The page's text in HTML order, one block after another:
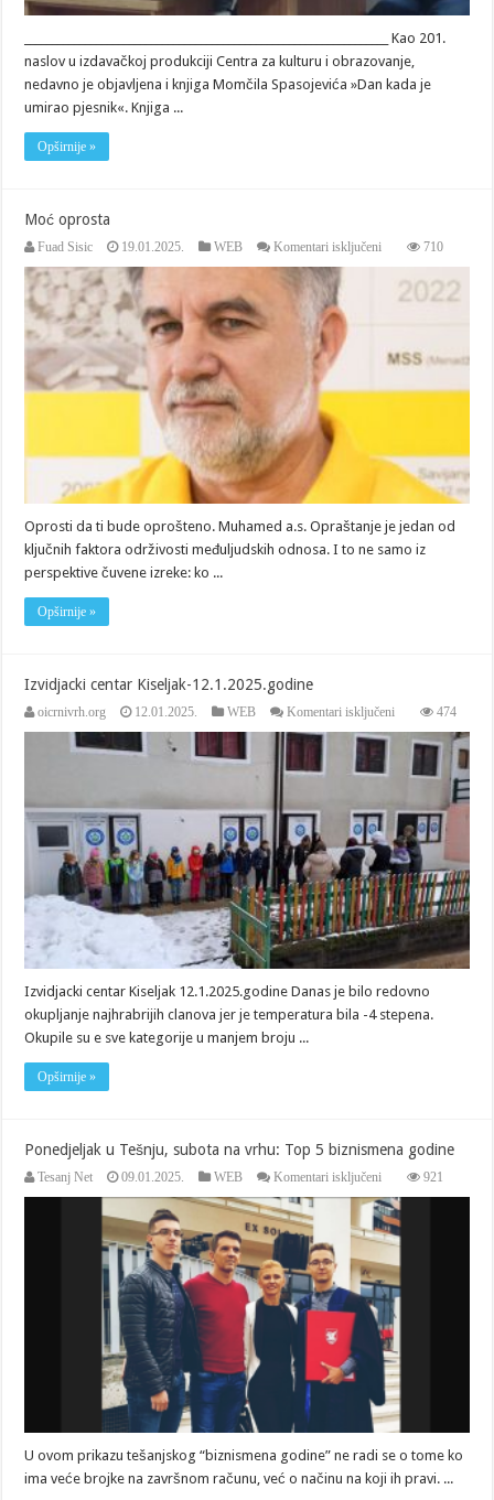
__________________________________________________________________ Kao 201.
naslov u izdavačkoj produkciji Centra za kulturu i obrazovanje,
nedavno je objavljena i knjiga Momčila Spasojevića »Dan kada je
umirao pjesnik«. Knjiga ...
Opširnije »
Moć oprosta
Fuad Sisic 19.01.2025. WEB Komentari isključeni
oprosta
710
Oprosti da ti bude oprošteno. Muhamed a.s. Opraštanje je jedan od
ključnih faktora održivosti međuljudskih odnosa. I to ne samo iz
perspektive čuvene izreke: ko ...
Opširnije »
Izvidjacki centar Kiseljak-12.1.2025.godine
oicrnivrh.org 12.01.2025. WEB Komentari isključeni
centar
Kiseljak-
12.1.2025.godine
474
Izvidjacki centar Kiseljak 12.1.2025.godine Danas je bilo redovno
okupljanje najhrabrijih clanova jer je temperatura bila -4 stepena.
Okupile su e sve kategorije u manjem broju ...
Opširnije »
Ponedjeljak u Tešnju, subota na vrhu: Top 5 biznismena godine
Tesanj Net 09.01.2025. WEB Komentari isključeni
u
Tešnju,
subota
vrhu:
Top
biznismena
godine
921
U ovom prikazu tešanjskog “biznismena godine” ne radi se o tome ko
ima veće brojke na završnom računu, već o načinu na koji ih pravi. ...